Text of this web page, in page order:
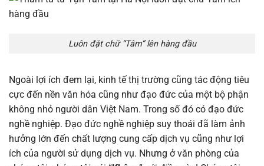
Luôn đặt chữ “Tâm” lên hàng đầu
Ngoài lợi ích đem lại, kinh tế thị trường cũng tác động tiêu
cực đến nền văn hóa cũng như đạo đức của một bộ phận
không nhỏ người dân Việt Nam. Trong số đó có đạo đức
nghề nghiệp. Đạo đức nghề nghiệp suy thoái đã làm ảnh
hưởng lớn đến chất lượng cung cấp dịch vụ cũng như lợi
ích của người sử dụng dịch vụ. Nhưng ở văn phòng của